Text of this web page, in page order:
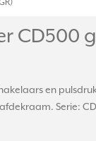
CD500
en
Serie: